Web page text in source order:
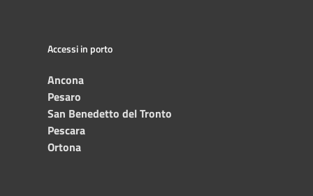
Accessi in porto
Ancona
Pesaro
San Benedetto del Tronto
Pescara
Ortona